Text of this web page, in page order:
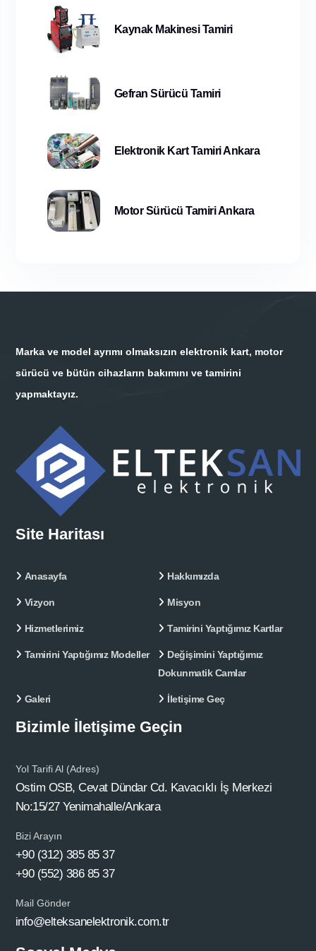
Kaynak Makinesi Tamiri
Gefran Sürücü Tamiri
Elektronik Kart Tamiri Ankara
Motor Sürücü Tamiri Ankara
Marka ve model ayrımı olmaksızın elektronik kart, motor
sürücü ve bütün cihazların bakımını ve tamirini
yapmaktayız.
Site Haritası
Anasayfa Hakkımızda
Vizyon Misyon
Hizmetlerimiz Tamirini Yaptığımız Kartlar
Tamirini Yaptığımız Modeller
Değişimini Yaptığımız
Dokunmatik Camlar
Galeri İletişime Geç
Bizimle İletişime Geçin
Yol Tarifi Al (Adres)
Ostim OSB, Cevat Dündar Cd. Kavacıklı İş Merkezi
No:15/27 Yenimahalle/Ankara
Bizi Arayın
+90 (312) 385 85 37
+90 (552) 386 85 37
Mail Gönder
info@elteksanelektronik.com.tr